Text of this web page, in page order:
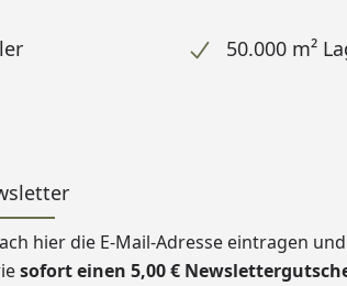
50.000 m²
hier die E-Mail-Adresse eintragen und
sofort einen 5,00 €